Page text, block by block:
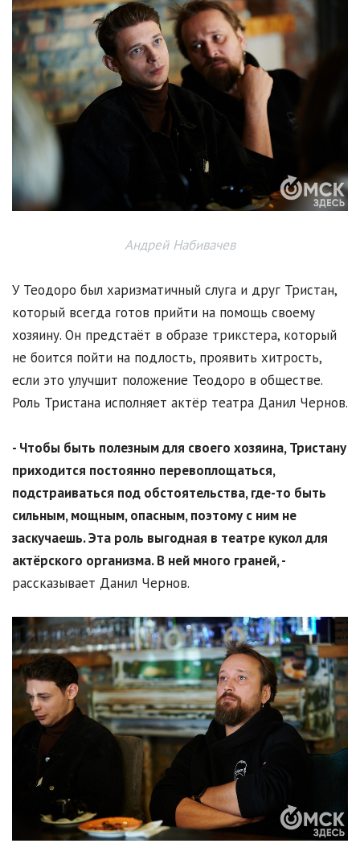
Андрей Набивачев
У Теодоро был харизматичный слуга и друг Тристан,
который всегда готов прийти на помощь своему
хозяину. Он предстаёт в образе трикстера, который
не боится пойти на подлость, проявить хитрость,
если это улучшит положение Теодоро в обществе.
Роль Тристана исполняет актёр театра Данил Чернов.
- Чтобы быть полезным для своего хозяина, Тристану
приходится постоянно перевоплощаться,
подстраиваться под обстоятельства, где-то быть
сильным, мощным, опасным, поэтому с ним не
заскучаешь. Эта роль выгодная в театре кукол для
актёрского организма. В ней много граней, -
рассказывает Данил Чернов.